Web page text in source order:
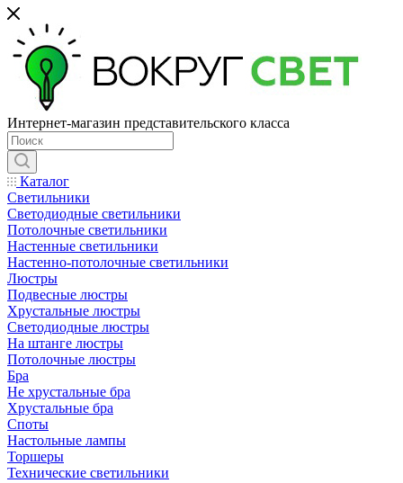
Интернет-магазин представительского класса
Каталог
Светильники
Светодиодные светильники
Потолочные светильники
Настенные светильники
Настенно-потолочные светильники
Люстры
Подвесные люстры
Хрустальные люстры
Светодиодные люстры
На штанге люстры
Потолочные люстры
Бра
Не хрустальные бра
Хрустальные бра
Споты
Настольные лампы
Торшеры
Технические светильники